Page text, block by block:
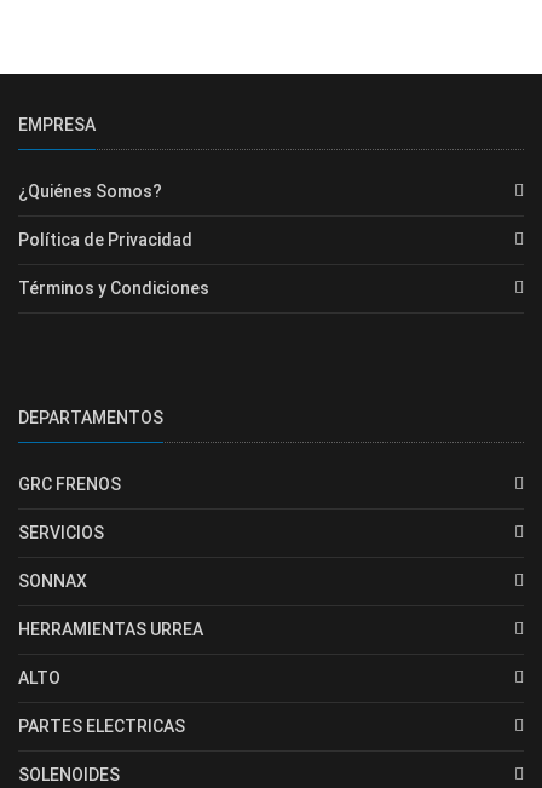
EMPRESA
¿Quiénes Somos?
Política de Privacidad
Términos y Condiciones
DEPARTAMENTOS
GRC FRENOS
SERVICIOS
SONNAX
HERRAMIENTAS URREA
ALTO
PARTES ELECTRICAS
SOLENOIDES